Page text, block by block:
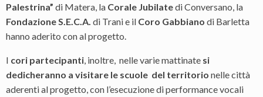
Palestrina” di Matera, la Corale Jubilatedi Conversano, la
Fondazione S.E.C.A. di Trani e il Coro Gabbiano di Barletta
hanno aderito con al progetto.
I cori partecipanti , inoltre, nelle varie mattinate si
dedicheranno a visitare le scuole del territorio nelle città
aderenti al progetto, con l’esecuzione di performance vocali